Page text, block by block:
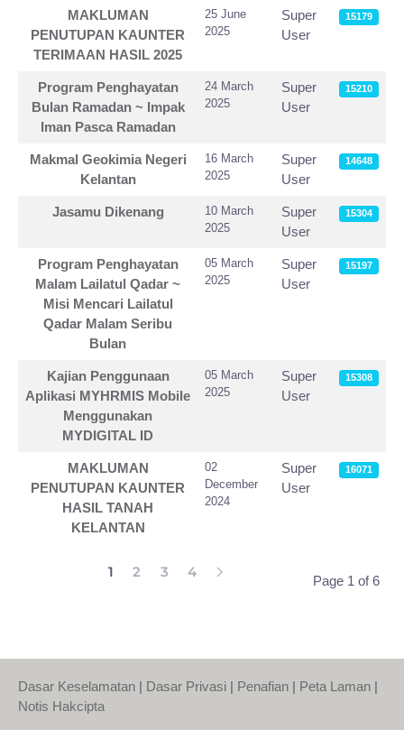
MAKLUMAN
PENUTUPAN KAUNTER
TERIMAAN HASIL 2025
25 June
2025
Super
User
15179
Program Penghayatan
Bulan Ramadan ~ Impak
Iman Pasca Ramadan
24 March
2025
Super
User
15210
Makmal Geokimia Negeri
Kelantan
16 March
2025
Super
User
14648
Jasamu Dikenang
10 March
2025
Super
User
15304
Program Penghayatan
Malam Lailatul Qadar ~
Misi Mencari Lailatul
Qadar Malam Seribu
Bulan
05 March
2025
Super
User
15197
Kajian Penggunaan
Aplikasi MYHRMIS Mobile
Menggunakan
MYDIGITAL ID
05 March
2025
Super
User
15308
MAKLUMAN
PENUTUPAN KAUNTER
HASIL TANAH
KELANTAN
02
December
2024
Super
User
16071
Page 1 of 6
1 2 3 4
Dasar Keselamatan Dasar Privasi Penafian Peta Laman
Notis Hakcipta